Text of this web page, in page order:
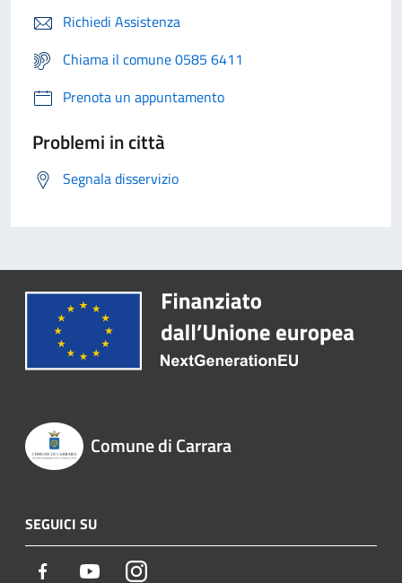
Richiedi Assistenza
Chiama il comune 0585 6411
Prenota un appuntamento
Problemi in città
Segnala disservizio
Comune di Carrara
SEGUICI SU
Facebook YoutubeInstagram